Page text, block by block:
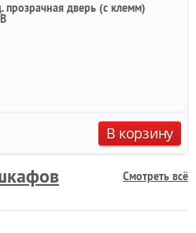
дверь (с клемм)
В корзину
Смотреть всё